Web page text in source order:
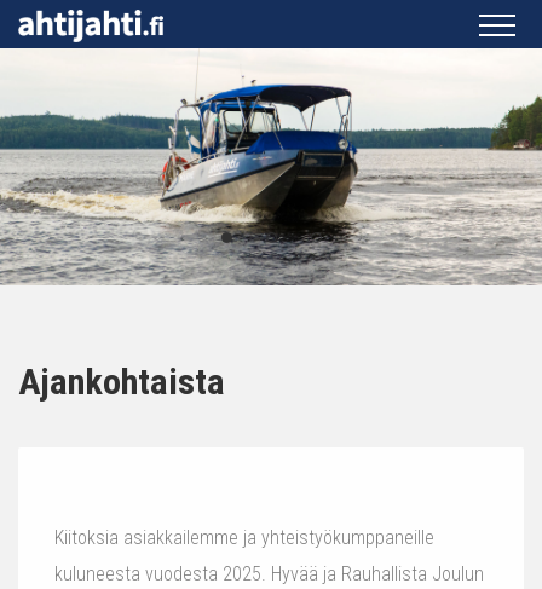
Ajankohtaista
Kiitoksia asiakkailemme ja yhteistyökumppaneille
kuluneesta vuodesta 2025. Hyvää ja Rauhallista Joulun